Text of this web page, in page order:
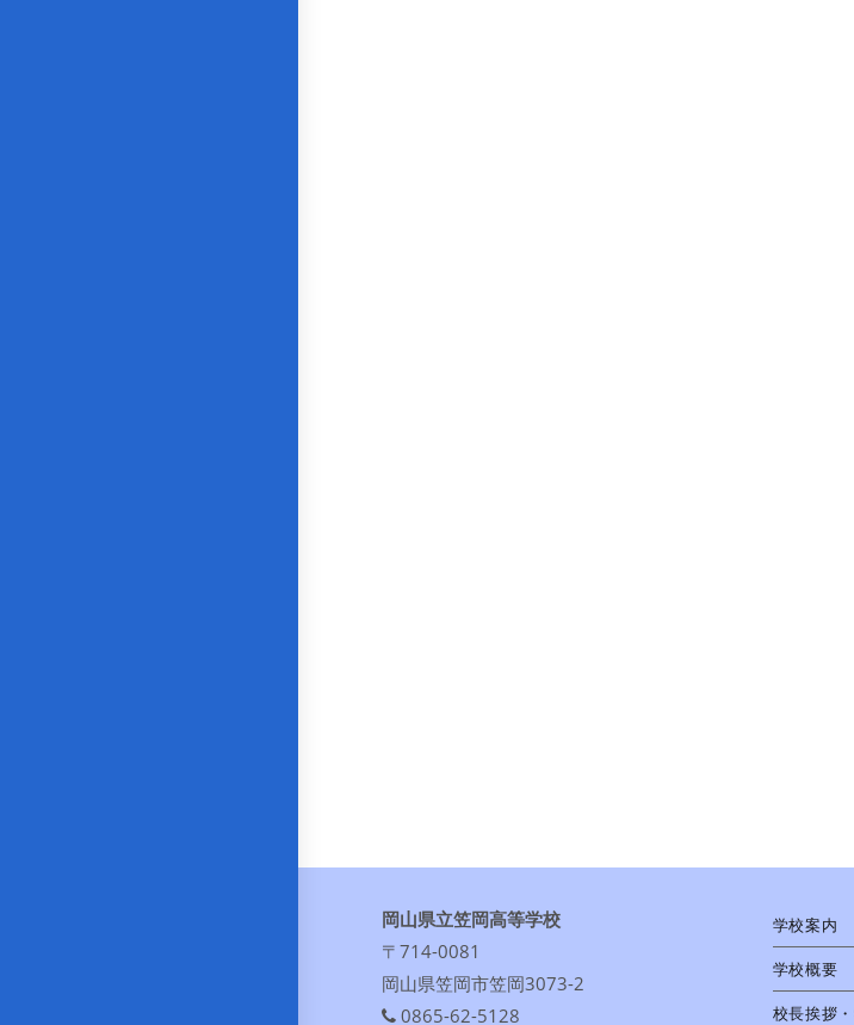
岡山県立笠岡高等学校
〒714-0081
岡山県笠岡市笠岡3073-2
0865-62-5128
学校案内
学校概要
校長挨拶